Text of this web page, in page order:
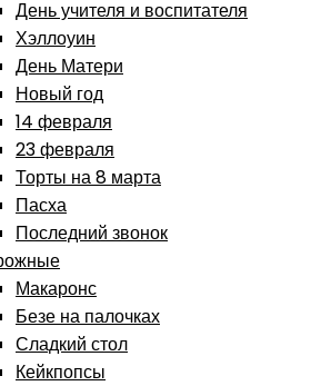
День учителя и воспитателя
Хэллоуин
День Матери
Новый год
14 февраля
23 февраля
Торты на 8 марта
Пасха
Последний звонок
Макаронс
Безе на палочках
Сладкий стол
Кейкпопсы